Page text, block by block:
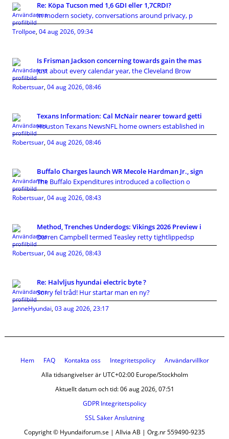
Re: Köpa Tucson med 1,6 GDI eller 1,7CRDI?
In modern society, conversations around privacy, p
Trollpoe, 04 aug 2026, 09:34
Is Frisman Jackson concerning towards gain the mas
Just about every calendar year, the Cleveland Brow
Robertsuar, 04 aug 2026, 08:46
Texans Information: Cal McNair nearer toward getti
Houston Texans NewsNFL home owners established in
Robertsuar, 04 aug 2026, 08:46
Buffalo Charges launch WR Mecole Hardman Jr., sign
The Buffalo Expenditures introduced a collection o
Robertsuar, 04 aug 2026, 08:43
Method, Trenches Underdogs: Vikings 2026 Preview i
Darren Campbell termed Teasley retty tightlippedsp
Robertsuar, 04 aug 2026, 08:43
Re: Halvljus hyundai electric byte ?
Sorry fel tråd! Hur startar man en ny?
JanneHyundai, 03 aug 2026, 23:17
Hem FAQ Kontakta oss Integritetspolicy
Användarvillkor
Alla tidsangivelser är UTC+02:00 Europe/Stockholm
Aktuellt datum och tid: 06 aug 2026, 07:51
GDPR Integritetspolicy
SSL Säker Anslutning
Copyright © Hyundaiforum.se | Allvia AB | Org.nr 559490-9235